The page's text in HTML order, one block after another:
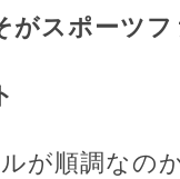
スポーツフ
が順調なの